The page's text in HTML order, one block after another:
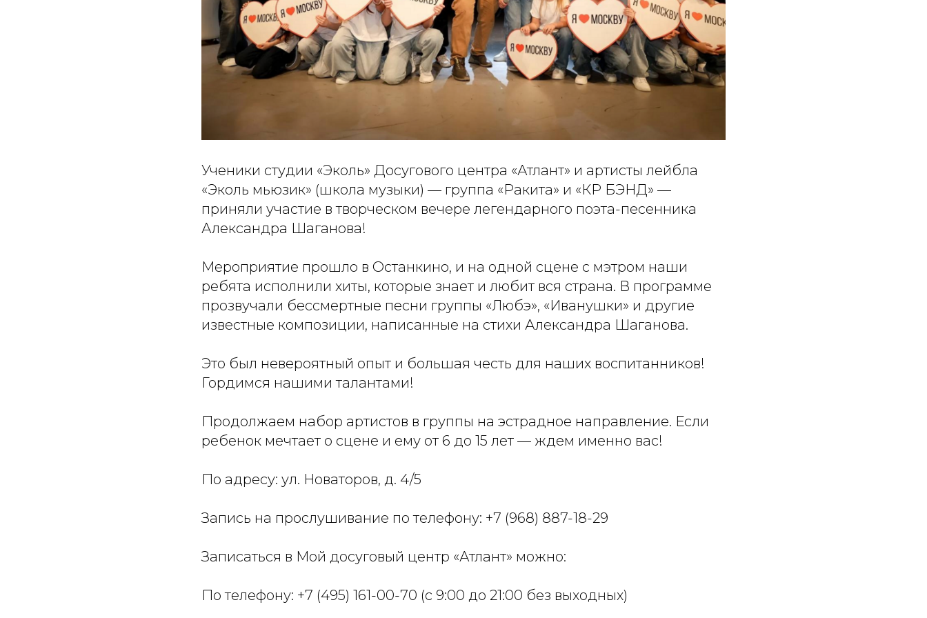
Ученики студии «Эколь» Досугового центра «Атлант» и артисты лейбла
«Эколь мьюзик» (школа музыки) — группа «Ракита» и «КР БЭНД» —
приняли участие в творческом вечере легендарного поэта-песенника
Александра Шаганова!
Мероприятие прошло в Останкино, и на одной сцене с мэтром наши
ребята исполнили хиты, которые знает и любит вся страна. В программе
прозвучали бессмертные песни группы «Любэ», «Иванушки» и другие
известные композиции, написанные на стихи Александра Шаганова.
Это был невероятный опыт и большая честь для наших воспитанников!
Гордимся нашими талантами!
Продолжаем набор артистов в группы на эстрадное направление. Если
ребенок мечтает о сцене и ему от 6 до 15 лет — ждем именно вас!
По адресу: ул. Новаторов, д. 4/5
Запись на прослушивание по телефону: +7 (968) 887-18-29
Записаться в Мой досуговый центр «Атлант» можно:
По телефону: +7 (495) 161-00-70 (с 9:00 до 21:00 без выходных)